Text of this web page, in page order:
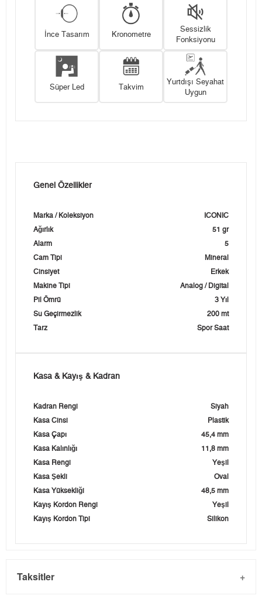
İnce Tasarım Kronometre
Sessizlik
Fonksiyonu
Süper Led Takvim
Yurtdışı Seyahat
Uygun
Genel Özellikler
Marka / Koleksiyon
ICONIC
Ağırlık
51 gr
Alarm
5
Cam Tipi
Mineral
Cinsiyet
Erkek
Makine Tipi
Analog / Digital
Pil Ömrü
3 Yıl
Su Geçirmezlik
200 mt
Tarz
Spor Saat
Kasa & Kayış & Kadran
Kadran Rengi
Siyah
Kasa Cinsi
Plastik
Kasa Çapı
45,4 mm
Kasa Kalınlığı
11,8 mm
Kasa Rengi
Yeşil
Kasa Şekli
Oval
Kasa Yüksekliği
48,5 mm
Kayış Kordon Rengi
Yeşil
Kayış Kordon Tipi
Silikon
Taksitler